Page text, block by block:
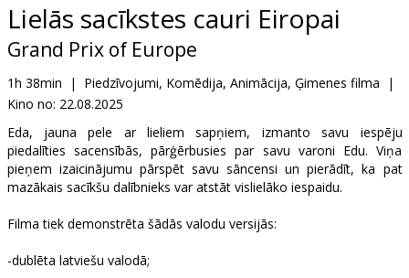
B2B
Kino
Klubs
Lielās sacīkstes cauri Eiropai
Grand Prix of Europe
1h 38min | Piedzīvojumi, Komēdija, Animācija, Ģimenes filma
|
Kino no: 22.08.2025
Eda, jauna pele ar lieliem sapņiem, izmanto savu iespēju
piedalīties sacensībās, pārģērbusies par savu varoni Edu. Viņa
pieņem izaicinājumu pārspēt savu sāncensi un pierādīt, ka pat
mazākais sacīkšu dalībnieks var atstāt vislielāko iespaidu.
Filma tiek demonstrēta šādās valodu versijās:
-dublēta latviešu valodā;